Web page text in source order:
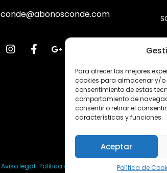
Para ofrecer las mejores
cookies para almacenar y/o
consentimiento de estas
comportamiento de
consentir o retirar el
características y funciones.
Aceptar
Política de
conde@abonosconde.com
Aviso legal ·Política de privacidad Política de